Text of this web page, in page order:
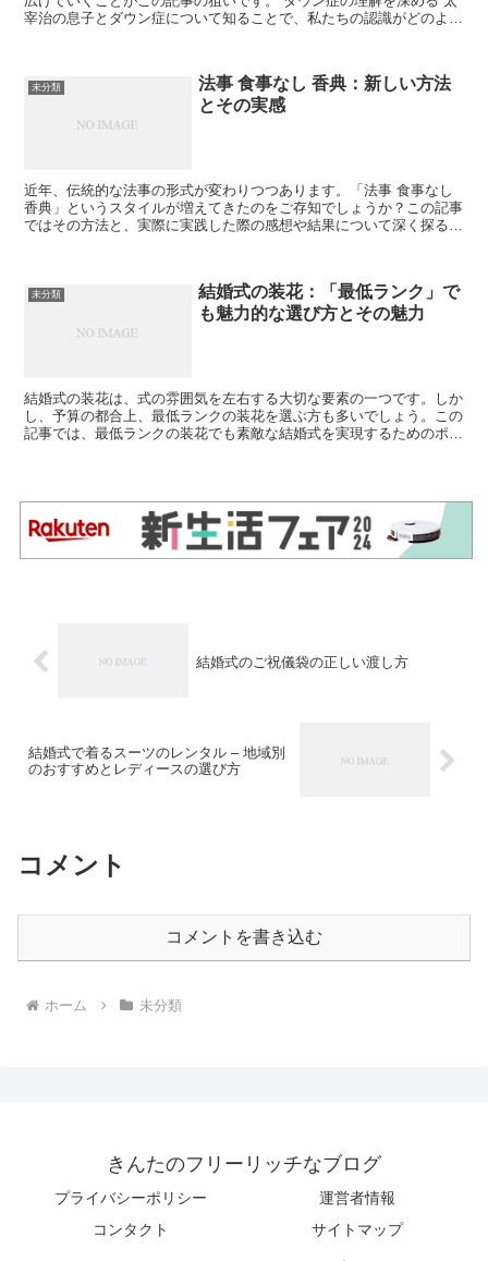
宰治の息子とダウン症について知ることで、私たちの認識がどのよう
未分類
法事 食事なし 香典：新しい方法
とその実感
近年、伝統的な法事の形式が変わりつつあります。「法事 食事なし
香典」というスタイルが増えてきたのをご存知でしょうか？この記事
ではその方法と、実際に実践した際の感想や結果について深く探るこ
未分類
結婚式の装花：「最低ランク」で
も魅力的な選び方とその魅力
結婚式の装花は、式の雰囲気を左右する大切な要素の一つです。しか
し、予算の都合上、最低ランクの装花を選ぶ方も多いでしょう。この
記事では、最低ランクの装花でも素敵な結婚式を実現するためのポイ
結婚式のご祝儀袋の正しい渡し方
結婚式で着るスーツのレンタル – 地域別
のおすすめとレディースの選び方
コメント
コメントを書き込む
ホーム 未分類
きんたのフリーリッチなブログ
プライバシーポリシー
運営者情報
コンタクト
サイトマップ